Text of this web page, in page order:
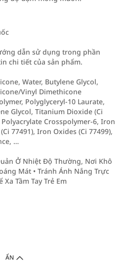
dẫn sử dụng trong phần
chi tiết của sản phẩm.
Water, Butylene Glycol,
Vinyl Dimethicone
Polyglyceryl-10 Laurate,
Glycol, Titanium Dioxide (Ci
Polyacrylate Crosspolymer-6, Iron
77491), Iron Oxides (Ci 77499),
…
Ở Nhiệt Độ Thường, Nơi Khô
Mát • Tránh Ánh Nắng Trực
Xa Tầm Tay Trẻ Em
ẨN